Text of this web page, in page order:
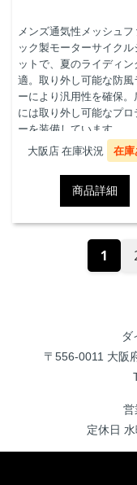
メンズ通気性メッシュフ
ック製モーターサイクル
ットで、夏のライディン
適。取り外し可能な防風
ーにより汎用性を確保。
には取り外し可能なプロ
ーを装備しています。
大阪店 在庫状況
在庫
商品詳細
1
ダ
〒556-0011 大阪
営
定休日 水